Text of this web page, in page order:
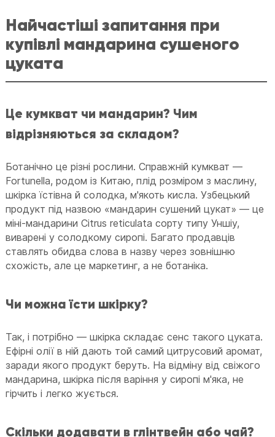
Найчастіші запитання при
купівлі мандарина сушеного
цуката
Це кумкват чи мандарин? Чим
відрізняються за складом?
Ботанічно це різні рослини. Справжній кумкват —
Fortunella, родом із Китаю, плід розміром з маслину,
шкірка їстівна й солодка, м'якоть кисла. Узбецький
продукт під назвою «мандарин сушений цукат» — це
міні-мандарини Citrus reticulata сорту типу Уншіу,
виварені у солодкому сиропі. Багато продавців
ставлять обидва слова в назву через зовнішню
схожість, але це маркетинг, а не ботаніка.
Чи можна їсти шкірку?
Так, і потрібно — шкірка складає сенс такого цуката.
Ефірні олії в ній дають той самий цитрусовий аромат,
заради якого продукт беруть. На відміну від свіжого
мандарина, шкірка після варіння у сиропі м'яка, не
гірчить і легко жується.
Скільки додавати в глінтвейн або чай?